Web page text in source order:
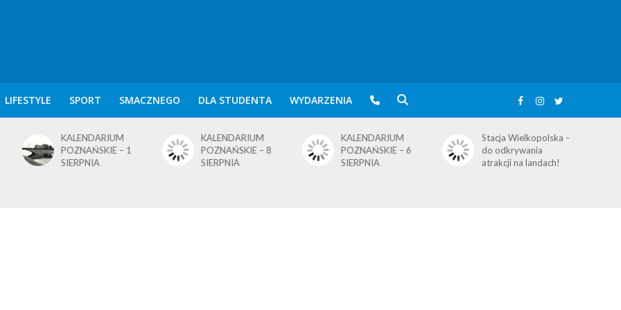
LIFESTYLE SPORT SMACZNEGO DLA STUDENTA WYDARZENIA
KALENDARIUM
POZNAŃSKIE – 1
SIERPNIA
KALENDARIUM
POZNAŃSKIE – 8
SIERPNIA
KALENDARIUM
POZNAŃSKIE – 6
SIERPNIA
Stacja Wielkopolska –
do odkrywania
atrakcji na landach!